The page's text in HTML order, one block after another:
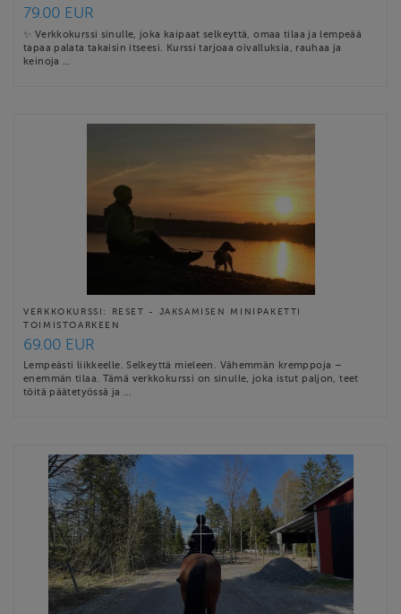
79.00 EUR
✨ Verkkokurssi sinulle, joka kaipaat selkeyttä, omaa tilaa ja lempeää
tapaa palata takaisin itseesi. Kurssi tarjoaa oivalluksia, rauhaa ja
keinoja …
VERKKOKURSSI: RESET - JAKSAMISEN MINIPAKETTI
TOIMISTOARKEEN
69.00 EUR
Lempeästi liikkeelle. Selkeyttä mieleen. Vähemmän kremppoja –
enemmän tilaa. Tämä verkkokurssi on sinulle, joka istut paljon, teet
töitä päätetyössä ja …